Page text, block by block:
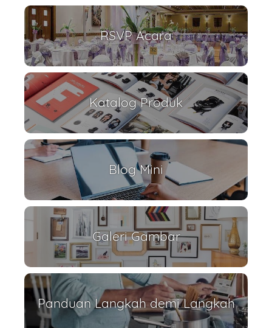
RSVP Acara
Katalog Produk
Blog Mini
Galeri Gambar
Panduan Langkah demi Langkah